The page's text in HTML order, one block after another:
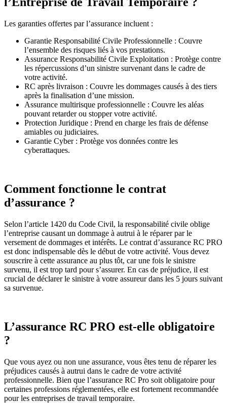
Les garanties offertes par l’assurance incluent :
Garantie Responsabilité Civile Professionnelle : Couvre
l’ensemble des risques liés à vos prestations.
Assurance Responsabilité Civile Exploitation : Protège contre
les répercussions d’un sinistre survenant dans le cadre de
votre activité.
RC après livraison : Couvre les dommages causés à des tiers
après la finalisation d’une mission.
Assurance multirisque professionnelle : Couvre les aléas
pouvant retarder ou stopper votre activité.
Protection Juridique : Prend en charge les frais de défense
amiables ou judiciaires.
Garantie Cyber : Protège vos données contre les
cyberattaques.
Comment fonctionne le contrat
d’assurance ?
Selon l’article 1420 du Code Civil, la responsabilité civile oblige
l’entreprise causant un dommage à autrui à le réparer par le
versement de dommages et intérêts. Le contrat d’assurance RC PRO
est donc indispensable dès le début de votre activité. Vous devez
souscrire à cette assurance au plus tôt, car une fois le sinistre
survenu, il est trop tard pour s’assurer. En cas de préjudice, il est
crucial de déclarer le sinistre à votre assureur dans les 5 jours suivant
sa survenue.
L’assurance RC PRO est-elle obligatoire
?
Que vous ayez ou non une assurance, vous êtes tenu de réparer les
préjudices causés à autrui dans le cadre de votre activité
professionnelle. Bien que l’assurance RC Pro soit obligatoire pour
certaines professions réglementées, elle est fortement recommandée
pour les entreprises de travail temporaire.